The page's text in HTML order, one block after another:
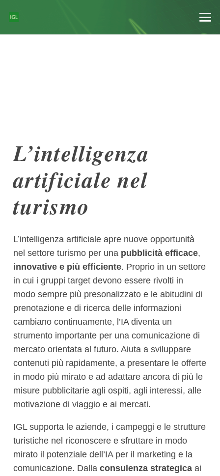
L’intelligenza
artificiale nel
turismo
L’intelligenza artificiale apre nuove opportunità
nel settore turismo per una pubblicità efficace,
innovative e più efficiente. Proprio in un settore
in cui i gruppi target devono essere rivolti in
modo sempre più presonalizzato e le abitudini di
prenotazione e di ricerca delle informazioni
cambiano continuamente, l’IA diventa un
strumento importante per una comunicazione di
mercato orientata al futuro. Aiuta a sviluppare
contenuti più rapidamente, a presentare le offerte
in modo più mirato e ad adattare ancora di più le
misure pubblicitarie agli ospiti, agli interessi, alle
motivazione di viaggio e ai mercati.
IGL supporta le aziende, i campeggi e le strutture
turistiche nel riconoscere e sfruttare in modo
mirato il potenziale dell’IA per il marketing e la
comunicazione. Dalla consulenza strategica ai